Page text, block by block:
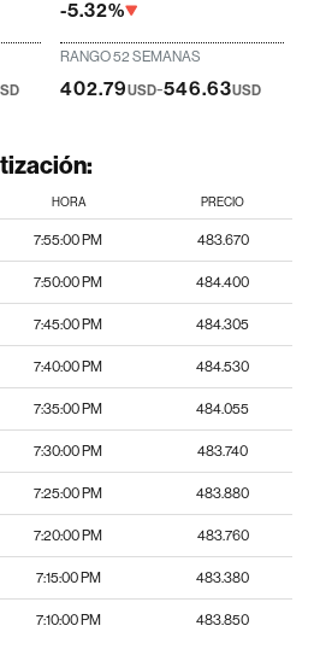
-5.32%
RANGO 52 SEMANAS
402.79USD-546.63USD
HORA PRECIO
7:55:00 PM 483.670
7:50:00 PM 484.400
7:45:00 PM 484.305
7:40:00 PM 484.530
7:35:00 PM 484.055
7:30:00 PM 483.740
7:25:00 PM 483.880
7:20:00 PM 483.760
7:15:00 PM 483.380
7:10:00 PM 483.850